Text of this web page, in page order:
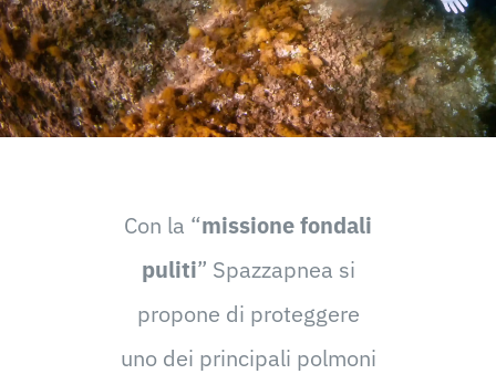
Con la “missione fondali
puliti” Spazzapnea si
propone di proteggere
uno dei principali polmoni